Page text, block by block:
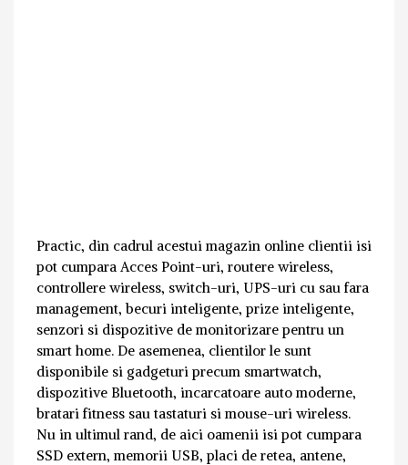
Practic, din cadrul acestui magazin online clientii isi
pot cumpara Acces Point-uri, routere wireless,
controllere wireless, switch-uri, UPS-uri cu sau fara
management, becuri inteligente, prize inteligente,
senzori si dispozitive de monitorizare pentru un
smart home. De asemenea, clientilor le sunt
disponibile si gadgeturi precum smartwatch,
dispozitive Bluetooth, incarcatoare auto moderne,
bratari fitness sau tastaturi si mouse-uri wireless.
Nu in ultimul rand, de aici oamenii isi pot cumpara
SSD extern, memorii USB, placi de retea, antene,